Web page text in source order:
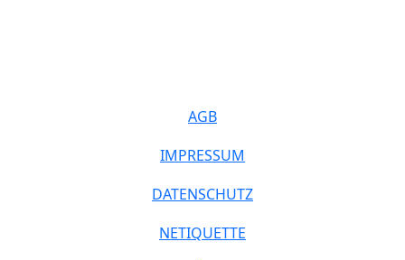
AGB
IMPRESSUM
DATENSCHUTZ
NETIQUETTE